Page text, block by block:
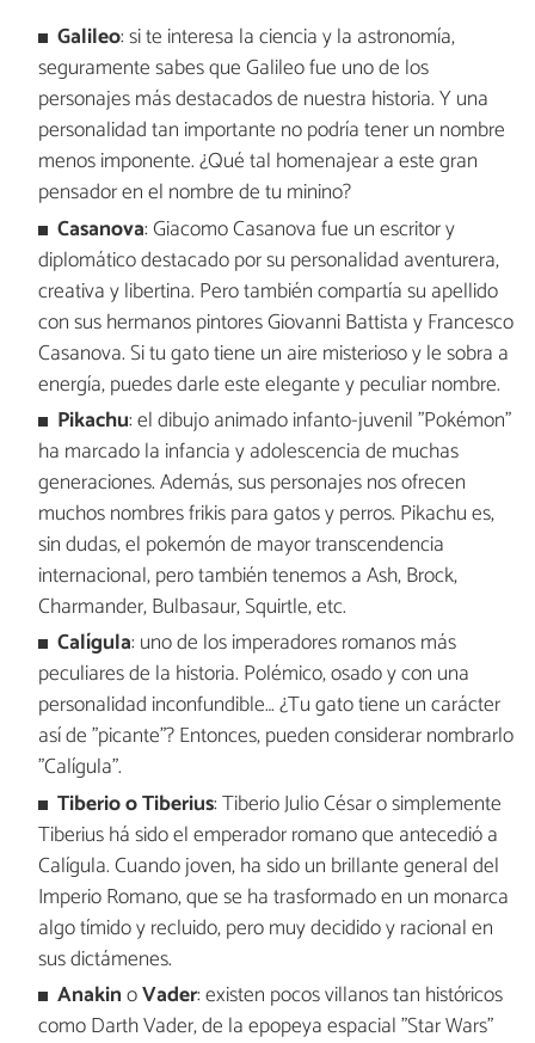
Galileo: si te interesa la ciencia y la astronomía,
seguramente sabes que Galileo fue uno de los
personajes más destacados de nuestra historia. Y una
personalidad tan importante no podría tener un nombre
menos imponente. ¿Qué tal homenajear a este gran
pensador en el nombre de tu minino?
Casanova: Giacomo Casanova fue un escritor y
diplomático destacado por su personalidad aventurera,
creativa y libertina. Pero también compartía su apellido
con sus hermanos pintores Giovanni Battista y Francesco
Casanova. Si tu gato tiene un aire misterioso y le sobra a
energía, puedes darle este elegante y peculiar nombre.
Pikachu: el dibujo animado infanto-juvenil "Pokémon"
ha marcado la infancia y adolescencia de muchas
generaciones. Además, sus personajes nos ofrecen
muchos nombres frikis para gatos y perros. Pikachu es,
sin dudas, el pokemón de mayor transcendencia
internacional, pero también tenemos a Ash, Brock,
Charmander, Bulbasaur, Squirtle, etc.
Calígula: uno de los imperadores romanos más
peculiares de la historia. Polémico, osado y con una
personalidad inconfundible… ¿Tu gato tiene un carácter
así de "picante"? Entonces, pueden considerar nombrarlo
"Calígula".
Tiberio o Tiberius: Tiberio Julio César o simplemente
Tiberius há sido el emperador romano que antecedió a
Calígula. Cuando joven, ha sido un brillante general del
Imperio Romano, que se ha trasformado en un monarca
algo tímido y recluido, pero muy decidido y racional en
sus dictámenes.
AnakinoVader: existen pocos villanos tan históricos
como Darth Vader, de la epopeya espacial "Star Wars"